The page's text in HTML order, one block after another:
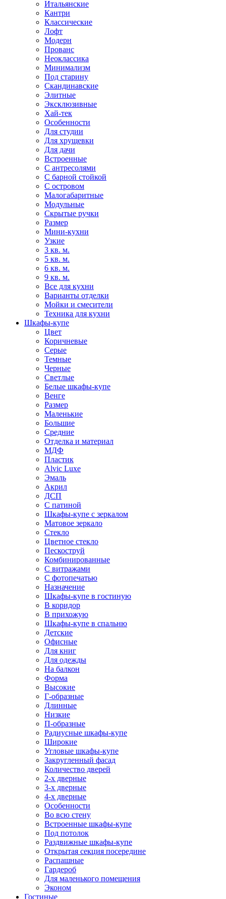
Итальянские
Кантри
Классические
Лофт
Модерн
Прованс
Неоклассика
Минимализм
Под старину
Скандинавские
Элитные
Эксклюзивные
Хай-тек
Особенности
Для студии
Для хрущевки
Для дачи
Встроенные
С антресолями
С барной стойкой
С островом
Малогабаритные
Модульные
Скрытые ручки
Размер
Мини-кухни
Узкие
3 кв. м.
5 кв. м.
6 кв. м.
9 кв. м.
Все для кухни
Варианты отделки
Мойки и смесители
Техника для кухни
Шкафы-купе
Цвет
Коричневые
Серые
Темные
Черные
Светлые
Белые шкафы-купе
Венге
Размер
Маленькие
Большие
Средние
Отделка и материал
МДФ
Пластик
Alvic Luxe
Эмаль
Акрил
ДСП
С патиной
Шкафы-купе с зеркалом
Матовое зеркало
Стекло
Цветное стекло
Пескоструй
Комбинированные
С витражами
С фотопечатью
Назначение
Шкафы-купе в гостиную
В коридор
В прихожую
Шкафы-купе в спальню
Детские
Офисные
Для книг
Для одежды
На балкон
Форма
Высокие
Г-образные
Длинные
Низкие
П-образные
Радиусные шкафы-купе
Широкие
Угловые шкафы-купе
Закругленный фасад
Количество дверей
2-х дверные
3-х дверные
4-х дверные
Особенности
Во всю стену
Встроенные шкафы-купе
Под потолок
Раздвижные шкафы-купе
Открытая секция посередине
Распашные
Гардероб
Для маленького помещения
Эконом
Гостиные